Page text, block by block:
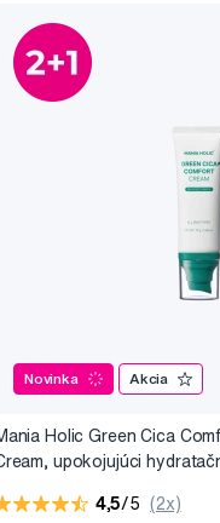
Novinka Akcia
Holic Green Cica
upokojujúci
4,5/5 (2x)